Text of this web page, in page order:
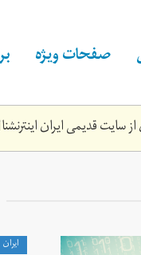
صفحات ویژه
سایت قدیمی ایران
ايران